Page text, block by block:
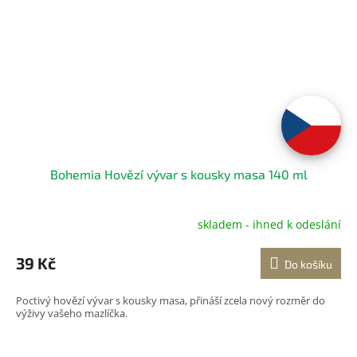
Bohemia Hovězí vývar s kousky masa 140 ml
produktu
je
z
5
skladem - ihned k odeslání
39 Kč Do košíku
Poctivý hovězí vývar s kousky masa, přináší zcela nový rozměr do
výživy vašeho mazlíčka.